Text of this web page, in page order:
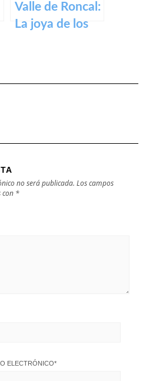
Valle de Roncal:
La joya de los
no será publicada. Los campos
con *
ELECTRÓNICO*